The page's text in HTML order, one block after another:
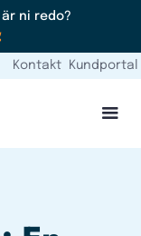
ni redo?
Kontakt Kundportal